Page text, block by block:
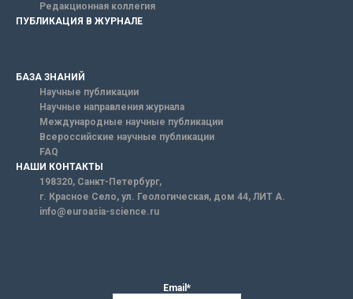
Редакционная коллегия
ПУБЛИКАЦИЯ В ЖУРНАЛЕ
БАЗА ЗНАНИЙ
Научные публикации
Научные направления журнала
Международные научные публикации
Всероссийские научные публикации
FAQ
НАШИ КОНТАКТЫ
198320, Санкт-Петербург,
г. Красное Село, ул. Геологическая, дом 44, ЛИТ А.
info@euroasia-science.ru
Email*